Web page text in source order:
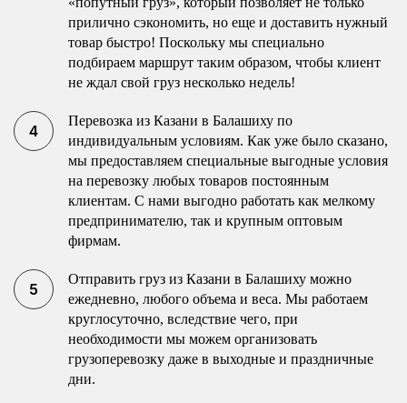
прилично сэкономить, но еще и доставить нужный
товар быстро! Поскольку мы специально
подбираем маршрут таким образом, чтобы клиент
не ждал свой груз несколько недель!
Перевозка из Казани в Балашиху по
индивидуальным условиям. Как уже было сказано,
мы предоставляем специальные выгодные условия
на перевозку любых товаров постоянным
клиентам. С нами выгодно работать как мелкому
предпринимателю, так и крупным оптовым
фирмам.
Отправить груз из Казани в Балашиху можно
ежедневно, любого объема и веса. Мы работаем
круглосуточно, вследствие чего, при
необходимости мы можем организовать
грузоперевозку даже в выходные и праздничные
дни.